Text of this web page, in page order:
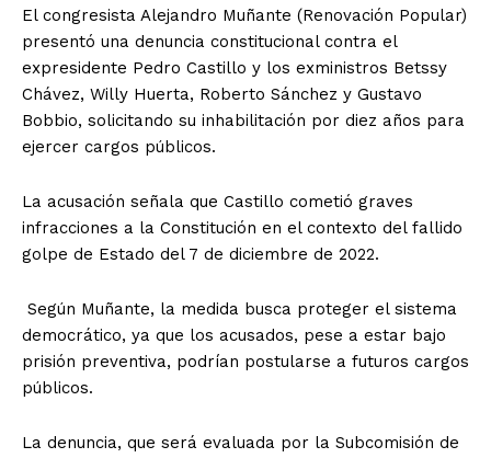
El congresista Alejandro Muñante (Renovación Popular)
presentó una denuncia constitucional contra el
expresidente Pedro Castillo y los exministros Betssy
Chávez, Willy Huerta, Roberto Sánchez y Gustavo
Bobbio, solicitando su inhabilitación por diez años para
ejercer cargos públicos.
La acusación señala que Castillo cometió graves
infracciones a la Constitución en el contexto del fallido
golpe de Estado del 7 de diciembre de 2022.
Según Muñante, la medida busca proteger el sistema
democrático, ya que los acusados, pese a estar bajo
prisión preventiva, podrían postularse a futuros cargos
públicos.
La denuncia, que será evaluada por la Subcomisión de